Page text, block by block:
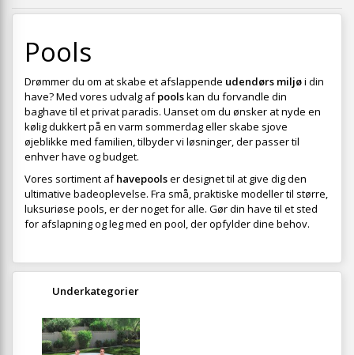
Pools
Drømmer du om at skabe et afslappende udendørs miljøi din
have? Med vores udvalg afpoolskan du forvandle din
baghave til et privat paradis. Uanset om du ønsker at nyde en
kølig dukkert på en varm sommerdag eller skabe sjove
øjeblikke med familien, tilbyder vi løsninger, der passer til
enhver have og budget.
Vores sortiment afhavepoolser designet til at give dig den
ultimative badeoplevelse. Fra små, praktiske modeller til større,
luksuriøse pools, er der noget for alle. Gør din have til et sted
for afslapning og leg med en pool, der opfylder dine behov.
Underkategorier